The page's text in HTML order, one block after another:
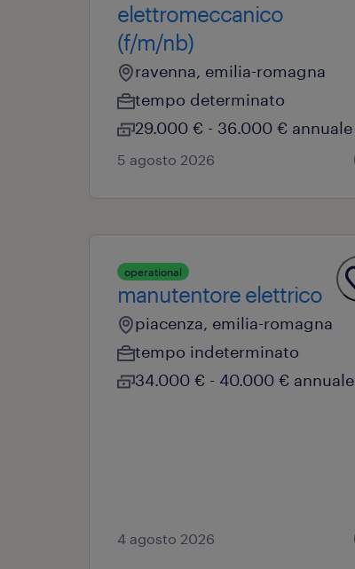
elettromeccanico
(f/m/nb)
ravenna, emilia-romagna
tempo determinato
29.000 € - 36.000 € annuale
5 agosto 2026
operational
manutentore elettrico
piacenza, emilia-romagna
tempo indeterminato
34.000 € - 40.000 € annuale
4 agosto 2026